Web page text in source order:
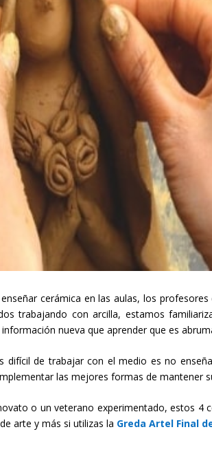
cerámica en las aulas, los
trabajando con arcilla, estamos
nueva que aprender que es
difícil de trabajar con el medio es no
las mejores formas de mantener
o un veterano experimentado, estos 4
arte y más si utilizas la Greda Artel Final